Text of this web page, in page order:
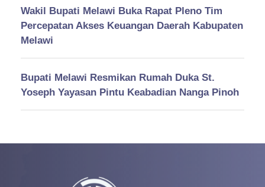
Wakil Bupati Melawi Buka Rapat Pleno Tim
Percepatan Akses Keuangan Daerah Kabupaten
Melawi
Bupati Melawi Resmikan Rumah Duka St.
Yoseph Yayasan Pintu Keabadian Nanga Pinoh